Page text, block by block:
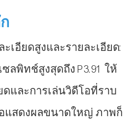
เอียดสูงและรายละเอียด:
ลพิทช์สูงสุดถึง P3.91 ให้
และการเล่นวิดีโอที่ราบ
แสดงผลขนาดใหญ่ ภาพก็